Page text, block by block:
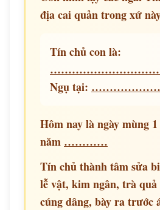
địa cai quản trong xứ
Tín chủ con là:
Ngụ tại:
Hôm nay là ngày mùng
năm …………
Tín chủ thành tâm sửa
lễ vật, kim ngân, trà quả
cúng dâng, bày ra trước